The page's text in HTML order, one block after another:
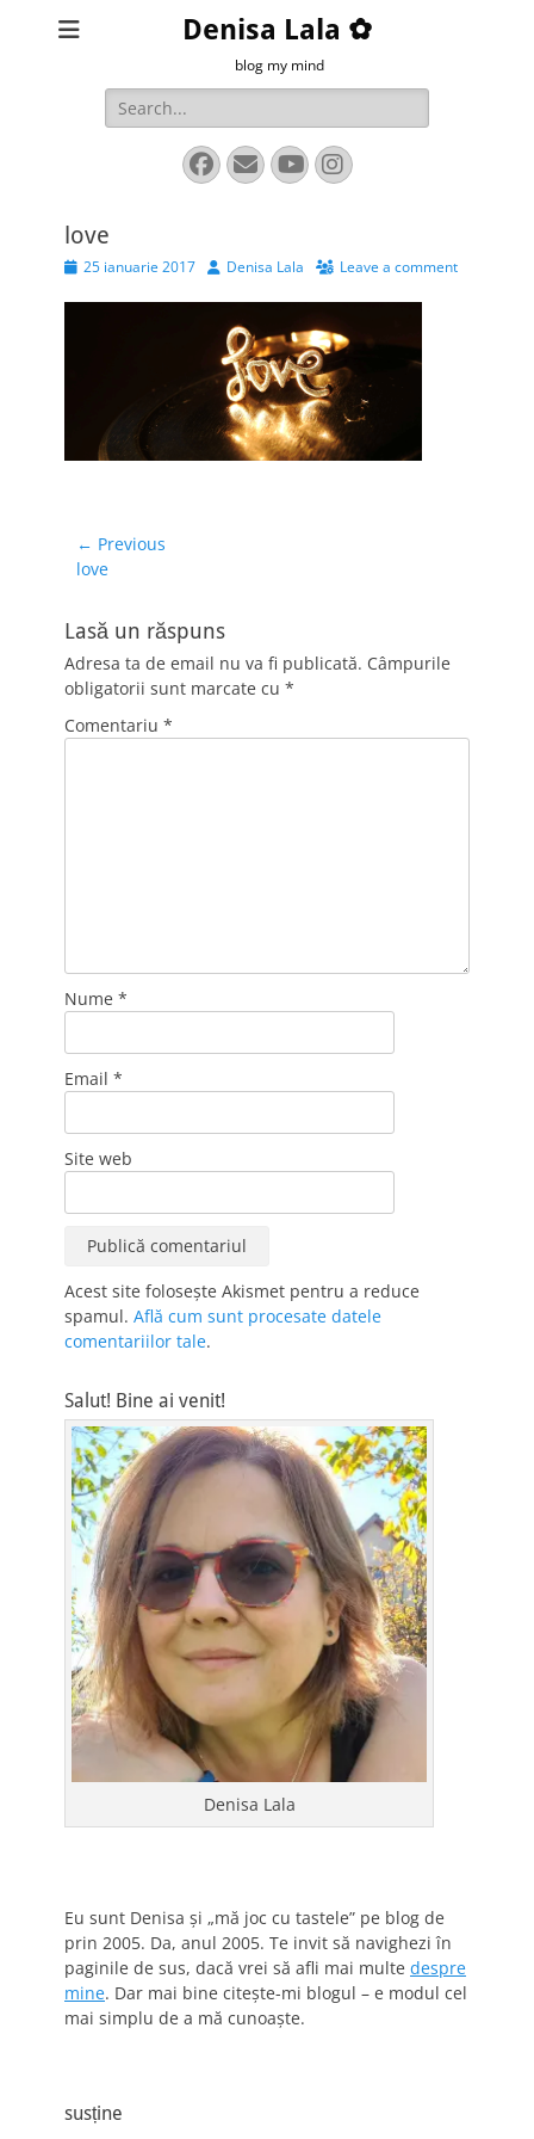
Denisa Lala ✿
blog my mind
Search
for:
Facebook
EmailYouTube
Instagram
love
Posted
25 ianuarie 2017 AuthorDenisa Lala Leave a comment
Navigare
în
← Previous
Previous
love
Lasă un răspuns
Adresa ta de email nu va fi publicată. Câmpurile
obligatorii sunt marcate cu *
Comentariu *
Nume *
Email *
Site web
Acest site folosește Akismet pentru a reduce
spamul. Află cum sunt procesate datele
comentariilor tale.
Salut! Bine ai venit!
Denisa Lala
Eu sunt Denisa și „mă joc cu tastele” pe blog de
prin 2005. Da, anul 2005. Te invit să navighezi în
paginile de sus, dacă vrei să afli mai multe despre
mine. Dar mai bine citește-mi blogul – e modul cel
mai simplu de a mă cunoaște.
susține